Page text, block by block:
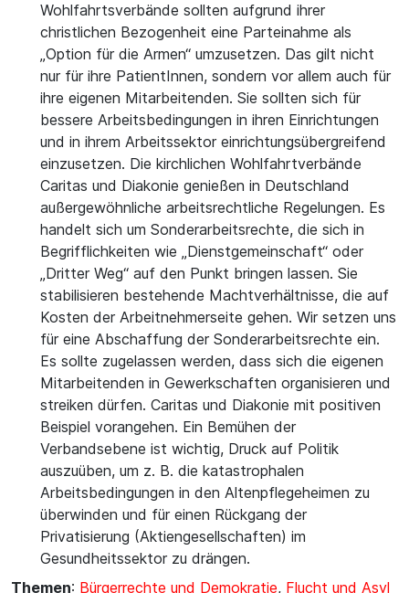
Wohlfahrtsverbände sollten aufgrund ihrer
christlichen Bezogenheit eine Parteinahme als
„Option für die Armen“ umzusetzen. Das gilt nicht
nur für ihre PatientInnen, sondern vor allem auch für
ihre eigenen Mitarbeitenden. Sie sollten sich für
bessere Arbeitsbedingungen in ihren Einrichtungen
und in ihrem Arbeitssektor einrichtungsübergreifend
einzusetzen. Die kirchlichen Wohlfahrtverbände
Caritas und Diakonie genießen in Deutschland
außergewöhnliche arbeitsrechtliche Regelungen. Es
handelt sich um Sonderarbeitsrechte, die sich in
Begrifflichkeiten wie „Dienstgemeinschaft“ oder
„Dritter Weg“ auf den Punkt bringen lassen. Sie
stabilisieren bestehende Machtverhältnisse, die auf
Kosten der Arbeitnehmerseite gehen. Wir setzen uns
für eine Abschaffung der Sonderarbeitsrechte ein.
Es sollte zugelassen werden, dass sich die eigenen
Mitarbeitenden in Gewerkschaften organisieren und
streiken dürfen. Caritas und Diakonie mit positiven
Beispiel vorangehen. Ein Bemühen der
Verbandsebene ist wichtig, Druck auf Politik
auszuüben, um z. B. die katastrophalen
Arbeitsbedingungen in den Altenpflegeheimen zu
überwinden und für einen Rückgang der
Privatisierung (Aktiengesellschaften) im
Gesundheitssektor zu drängen.
Themen: Bürgerrechte und Demokratie, Flucht und Asyl